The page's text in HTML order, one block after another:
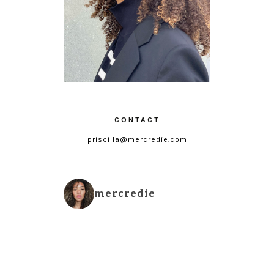
CONTACT
priscilla@mercredie.com
mercredie